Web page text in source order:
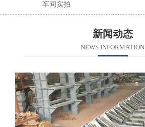
车间实拍
新闻动态
NEWS INFORMATION